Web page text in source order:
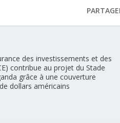
des investissements et des
contribue au projet du Stade
grâce à une couverture
dollars américains